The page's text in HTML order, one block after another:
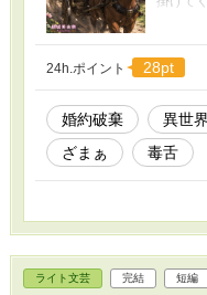
ん。サ
も止ま
始まっ
24h.ポイント 28pt
婚約破棄 異世界
ざまぁ
毒舌
ライト文芸 完結 短編